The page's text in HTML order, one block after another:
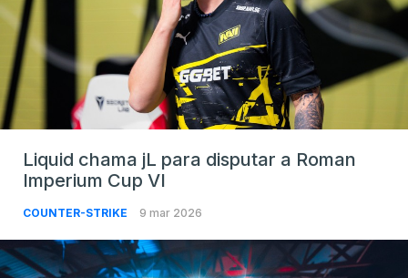
Liquid chama jL para disputar a Roman
Imperium Cup VI
COUNTER-STRIKE 9 mar 2026